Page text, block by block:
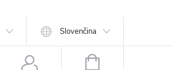
Slovenčina
NÁKUPNÝ